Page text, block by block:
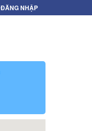
ĐĂNG NHẬP